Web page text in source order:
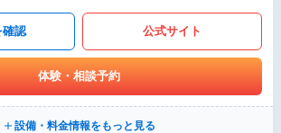
確認 公式サイト
体験・相談予約
設備・料金情報をもっと見る